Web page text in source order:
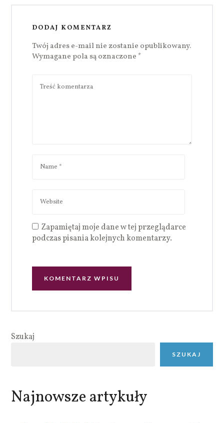
DODAJ KOMENTARZ
Twój adres e-mail nie zostanie opublikowany.
Wymagane pola są oznaczone *
Zapamiętaj moje dane w tej przeglądarce
podczas pisania kolejnych komentarzy.
Szukaj
SZUKAJ
Najnowsze artykuły